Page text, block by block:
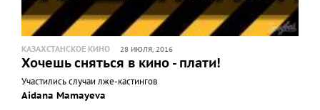
КАЗАХСТАНСКОЕ КИНО 28 ИЮЛЯ, 2016
Хочешь сняться в кино - плати!
Участились случаи лже-кастингов
Aidana Mamayeva